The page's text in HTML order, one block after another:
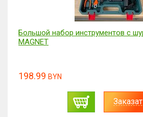
Большой набор инструментов с
MAGNET
198.99 BYN